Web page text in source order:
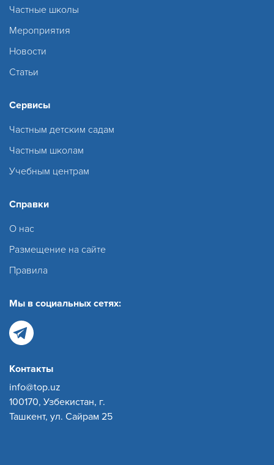
Частные школы
Мероприятия
Новости
Статьи
Сервисы
Частным детским садам
Частным школам
Учебным центрам
Справки
О нас
Размещение на сайте
Правила
Мы в социальных сетях:
Контакты
info@top.uz
100170, Узбекистан, г.
Ташкент, ул. Сайрам 25